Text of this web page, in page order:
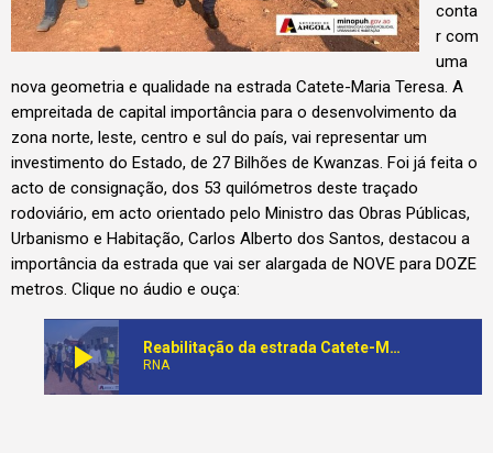
conta
r com
uma
nova geometria e qualidade na estrada Catete-Maria Teresa. A
empreitada de capital importância para o desenvolvimento da
zona norte, leste, centro e sul do país, vai representar um
investimento do Estado, de 27 Bilhões de Kwanzas. Foi já feita o
acto de consignação, dos 53 quilómetros deste traçado
rodoviário, em acto orientado pelo Ministro das Obras Públicas,
Urbanismo e Habitação, Carlos Alberto dos Santos, destacou a
importância da estrada que vai ser alargada de NOVE para DOZE
metros. Clique no áudio e ouça:
play_arrow Reabilitação da estrada Catete-Maria Teresa vai representar um investimento do Estado de 27 Bilhões de Kwanzas
RNA